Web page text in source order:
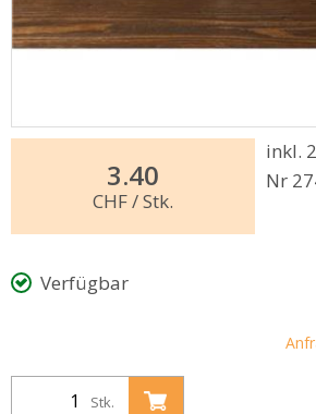
3.40
CHF/ Stk.
inkl.
Nr
Verfügbar
Stk.